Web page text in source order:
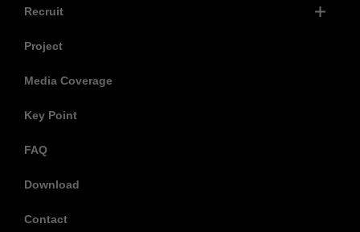
Recruit
Project
Media Coverage
Key Point
FAQ
Download
Contact